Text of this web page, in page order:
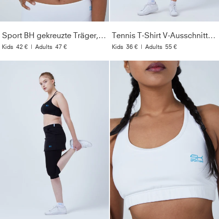
Sport BH gekreuzte Träger, weiß
Kids 42 € | Adults 47 €
Tennis T-Shirt V-Ausschnitt Damen & Mädchen, weiß
Kids 36 € | Adults 55 €